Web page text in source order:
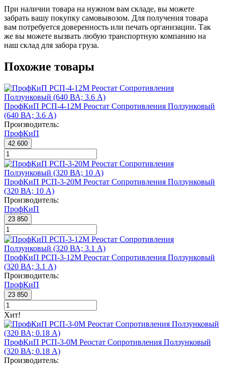
При наличии товара на нужном вам складе, вы можете
забрать вашу покупку самовывозом. Для получения товара
вам потребуется доверенность или печать организации. Так
же вы можете вызвать любую транспортную компанию на
наш склад для забора груза.
Похожие товары
ПрофКиП РСП-4-12М Реостат Сопротивления Ползунковый
(640 ВА; 3.6 А)
Производитель:
ПрофКиП
42 600
ПрофКиП РСП-3-20М Реостат Сопротивления Ползунковый
(320 ВА; 10 А)
Производитель:
ПрофКиП
23 850
ПрофКиП РСП-3-12М Реостат Сопротивления Ползунковый
(320 ВА; 3.1 А)
Производитель:
ПрофКиП
23 850
Хит!
ПрофКиП РСП-3-0М Реостат Сопротивления Ползунковый
(320 ВА; 0.18 А)
Производитель: